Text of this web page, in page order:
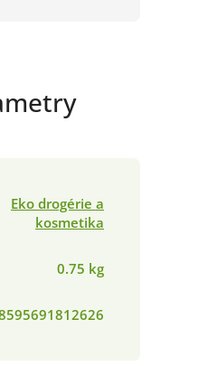
Eko drogérie a
kosmetika
0.75 kg